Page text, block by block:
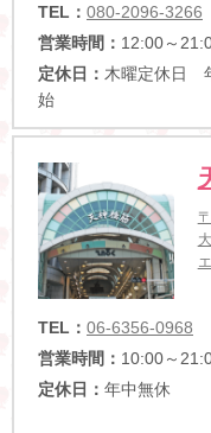
TEL： 080-2096-3266
営業時間： 12:00～
定休日： 木曜定休日
始
TEL： 06-6356-0968
営業時間： 10:00～
定休日： 年中無休